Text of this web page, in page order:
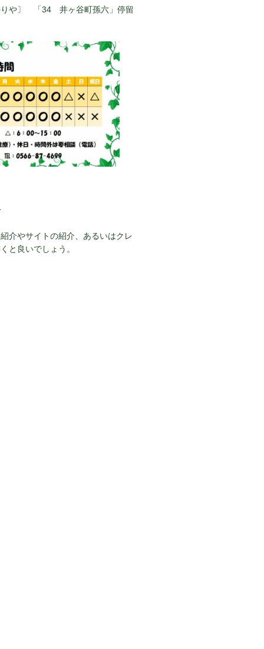
りや〕 「34 井ヶ谷町孫六」停留
介やサイトの紹介、あるいはクレ
と良いでしょう。